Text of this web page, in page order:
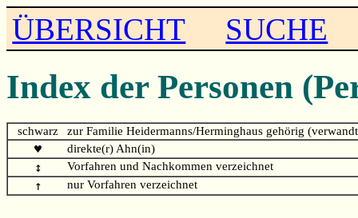
ÜBERSICHT SUCHE
Index der Personen
schwarz zur Familie Heidermanns/Herminghaus gehörig
♥ direkte(r) Ahn(in)
↕ Vorfahren und Nachkommen verzeichnet
↑ nur Vorfahren verzeichnet